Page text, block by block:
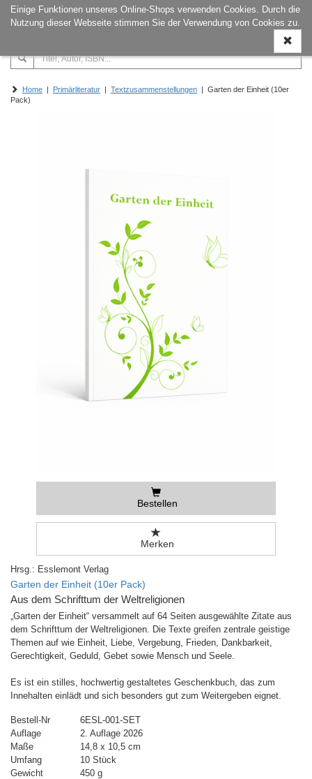
Einige Funktionen unseres Online-Shops verwenden Cookies. Durch die
Nutzung dieser Webseite stimmen Sie der Verwendung von Cookies zu.
ein-/
Home | Primärliteratur | Textzusammenstellungen | Garten der Einheit (10er
Pack)
Bestellen
Merken
Hrsg.: Esslemont Verlag
Garten der Einheit (10er Pack)
Aus dem Schrifttum der Weltreligionen
„Garten der Einheit“ versammelt auf 64 Seiten ausgewählte Zitate aus
dem Schrifttum der Weltreligionen. Die Texte greifen zentrale geistige
Themen auf wie Einheit, Liebe, Vergebung, Frieden, Dankbarkeit,
Gerechtigkeit, Geduld, Gebet sowie Mensch und Seele.
Es ist ein stilles, hochwertig gestaltetes Geschenkbuch, das zum
Innehalten einlädt und sich besonders gut zum Weitergeben eignet.
Bestell-Nr
6ESL-001-SET
Auflage
2. Auflage 2026
Maße
14,8 x 10,5 cm
Umfang
10 Stück
Gewicht
450 g